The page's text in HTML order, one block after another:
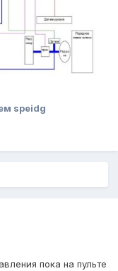
speidg
пока на пульте